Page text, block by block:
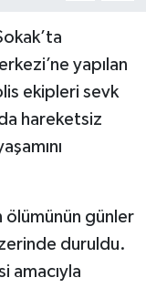
yapılan
ekipleri sevk
hareketsiz
ölümünün günler
duruldu.
amacıyla